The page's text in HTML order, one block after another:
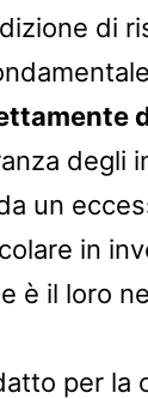
di
degli
un
in
è il loro
per la